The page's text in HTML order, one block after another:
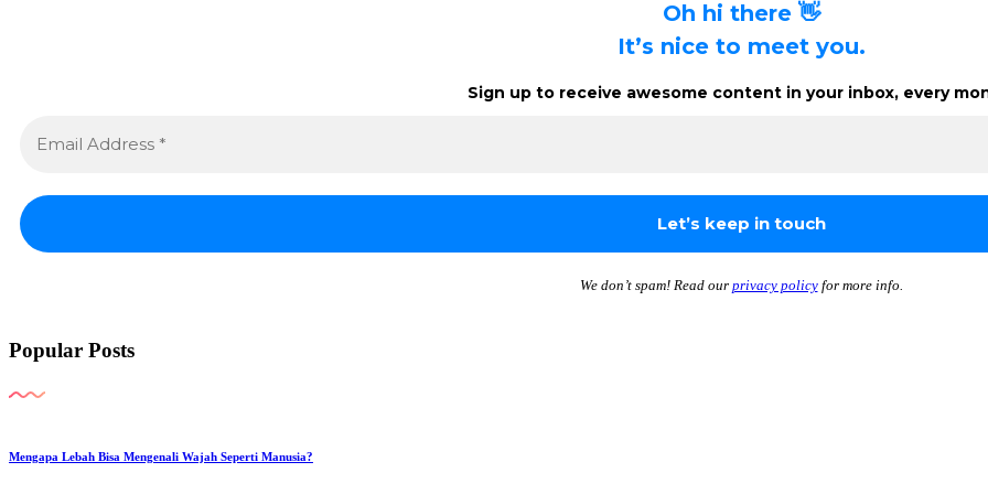
Oh hi there 👋
It’s nice to meet you.
Sign up to receive awesome content in your inbox, every
We don’t spam! Read our privacy policyfor more info.
Popular Posts
Mengapa Lebah Bisa Mengenali Wajah Seperti Manusia?